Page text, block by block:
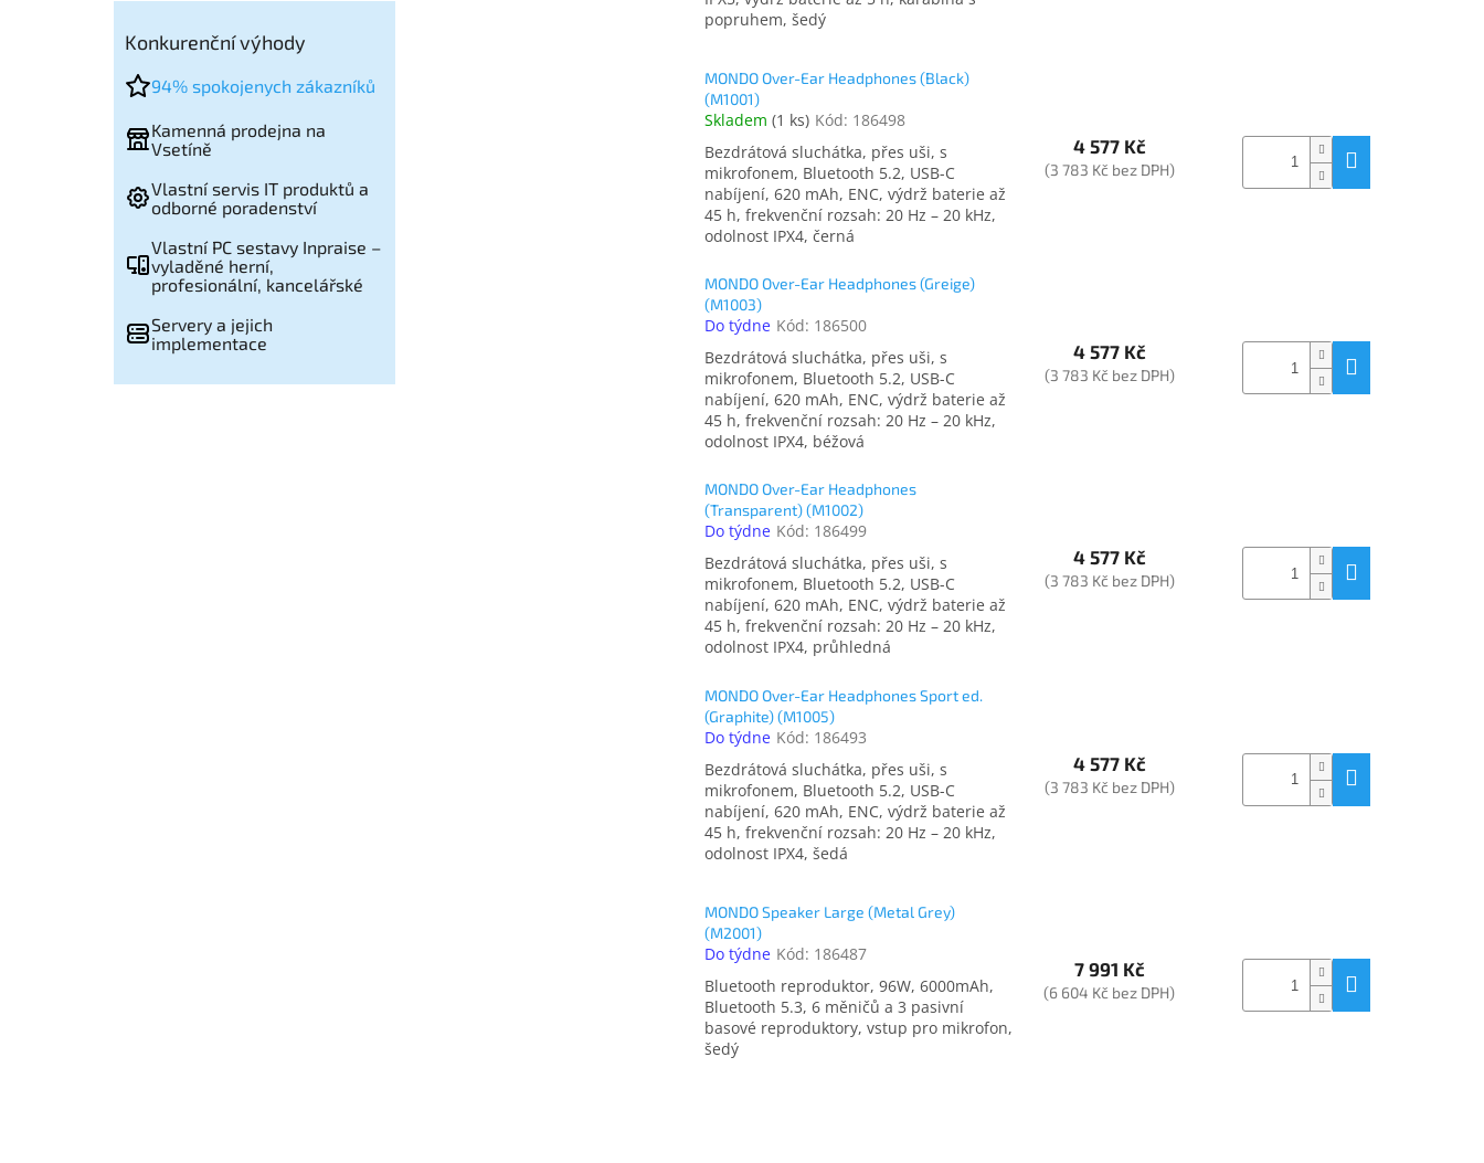
Konkurenční výhody
94% spokojenych zákazníků
Kamenná prodejna na
Vsetíně
Vlastní servis IT produktů a
odborné poradenství
Vlastní PC sestavy Inpraise –
vyladěné herní,
profesionální, kancelářské
Servery a jejich
implementace
popruhem, šedý
MONDO Over-Ear Headphones (Black)
(M1001)
Skladem (1 ks) Kód: 186498
Bezdrátová sluchátka, přes uši, s
mikrofonem, Bluetooth 5.2, USB-C
nabíjení, 620 mAh, ENC, výdrž baterie až
45 h, frekvenční rozsah: 20 Hz – 20 kHz,
odolnost IPX4, černá
4 577 Kč
(3 783 Kč bez DPH)
MONDO Over-Ear Headphones (Greige)
(M1003)
Do týdne Kód: 186500
Bezdrátová sluchátka, přes uši, s
mikrofonem, Bluetooth 5.2, USB-C
nabíjení, 620 mAh, ENC, výdrž baterie až
45 h, frekvenční rozsah: 20 Hz – 20 kHz,
odolnost IPX4, béžová
4 577 Kč
(3 783 Kč bez DPH)
MONDO Over-Ear Headphones
(Transparent) (M1002)
Do týdne Kód: 186499
Bezdrátová sluchátka, přes uši, s
mikrofonem, Bluetooth 5.2, USB-C
nabíjení, 620 mAh, ENC, výdrž baterie až
45 h, frekvenční rozsah: 20 Hz – 20 kHz,
odolnost IPX4, průhledná
4 577 Kč
(3 783 Kč bez DPH)
MONDO Over-Ear Headphones Sport ed.
(Graphite) (M1005)
Do týdne Kód: 186493
Bezdrátová sluchátka, přes uši, s
mikrofonem, Bluetooth 5.2, USB-C
nabíjení, 620 mAh, ENC, výdrž baterie až
45 h, frekvenční rozsah: 20 Hz – 20 kHz,
odolnost IPX4, šedá
4 577 Kč
(3 783 Kč bez DPH)
MONDO Speaker Large (Metal Grey)
(M2001)
Do týdne Kód: 186487
Bluetooth reproduktor, 96W, 6000mAh,
Bluetooth 5.3, 6 měničů a 3 pasivní
basové reproduktory, vstup pro mikrofon,
šedý
7 991 Kč
(6 604 Kč bez DPH)